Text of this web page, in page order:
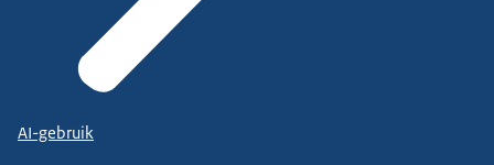
AI-gebruik